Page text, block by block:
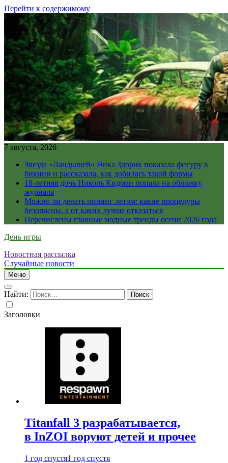
Перейти к содержимому
7 августа, 2026
Звезда «Ландышей» Ника Здорик показала фигуру в
бикини и рассказала, как добилась такой формы
18-летняя дочь Николь Кидман попала на обложку
журнала
Можно ли делать пилинг летом: какие процедуры
безопасны, а от каких лучше отказаться
Перечислены главные модные тренды осени 2026 года
День игры
Новостная рассылка
Случайные новости
Меню
Найти:
Заголовки
Titanfall 3 разрабатывается,
в InZOI воруют детей и прочее
1 год спустя1 год спустя